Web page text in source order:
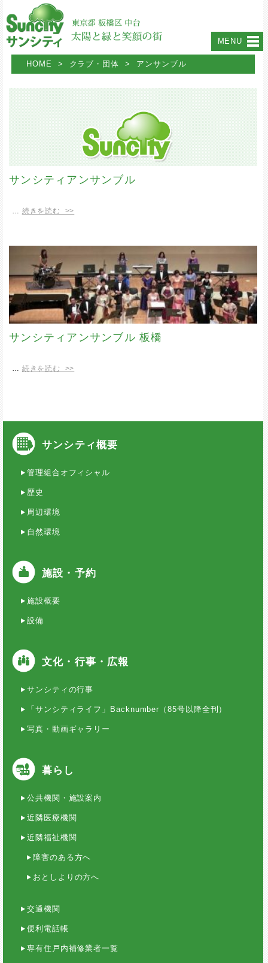
MENU
HOME > クラブ・団体 > アンサンブル
サンシティアンサンブル
… 続きを読む >>
サンシティアンサンブル 板橋
… 続きを読む >>
サンシティ概要
管理組合オフィシャル
歴史
周辺環境
自然環境
施設・予約
施設概要
設備
文化・行事・広報
サンシティの行事
「サンシティライフ」Backnumber（85号以降全刊）
写真・動画ギャラリー
暮らし
公共機関・施設案内
近隣医療機関
近隣福祉機関
障害のある方へ
おとしよりの方へ
交通機関
便利電話帳
専有住戸内補修業者一覧